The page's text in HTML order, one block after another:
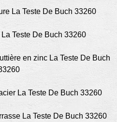
La Teste De Buch 33260
Teste De Buch 33260
en zinc La Teste De Buch
La Teste De Buch 33260
La Teste De Buch 33260